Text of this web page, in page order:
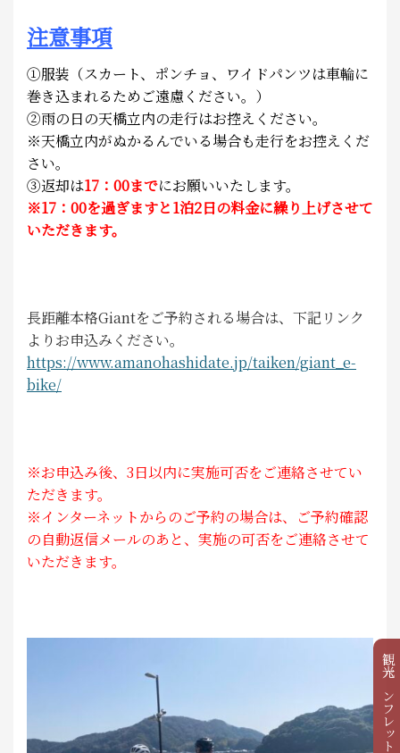
観光パンフレット
注意事項
①服装（スカート、ポンチョ、ワイドパンツは車輪に
巻き込まれるためご遠慮ください。）
②雨の日の天橋立内の走行はお控えください。
※天橋立内がぬかるんでいる場合も走行をお控えくだ
さい。
③返却は17：00までにお願いいたします。
※17：00を過ぎますと1泊2日の料金に繰り上げさせて
いただきます。
長距離本格Giantをご予約される場合は、下記リンク
よりお申込みください。
https://www.amanohashidate.jp/taiken/giant_e-
bike/
※お申込み後、3日以内に実施可否をご連絡させてい
ただきます。
※インターネットからのご予約の場合は、ご予約確認
の自動返信メールのあと、実施の可否をご連絡させて
いただきます。